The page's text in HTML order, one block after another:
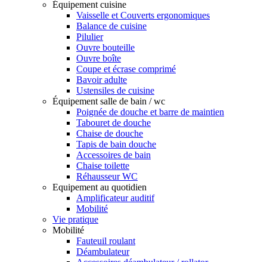
Équipement cuisine
Vaisselle et Couverts ergonomiques
Balance de cuisine
Pilulier
Ouvre bouteille
Ouvre boîte
Coupe et écrase comprimé
Bavoir adulte
Ustensiles de cuisine
Équipement salle de bain / wc
Poignée de douche et barre de maintien
Tabouret de douche
Chaise de douche
Tapis de bain douche
Accessoires de bain
Chaise toilette
Réhausseur WC
Equipement au quotidien
Amplificateur auditif
Mobilité
Vie pratique
Mobilité
Fauteuil roulant
Déambulateur